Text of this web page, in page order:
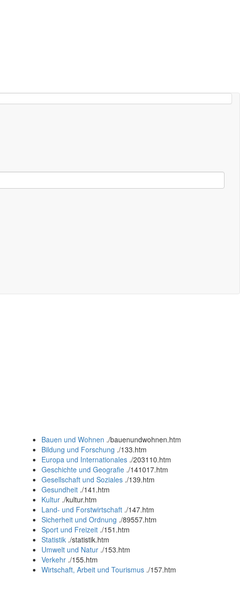
Bauen und Wohnen ./bauenundwohnen.htm
Bildung und Forschung ./133.htm
Europa und Internationales ./203110.htm
Geschichte und Geografie ./141017.htm
Gesellschaft und Soziales ./139.htm
Gesundheit ./141.htm
Kultur ./kultur.htm
Land- und Forstwirtschaft ./147.htm
Sicherheit und Ordnung ./89557.htm
Sport und Freizeit ./151.htm
Statistik ./statistik.htm
Umwelt und Natur ./153.htm
Verkehr ./155.htm
Wirtschaft, Arbeit und Tourismus ./157.htm